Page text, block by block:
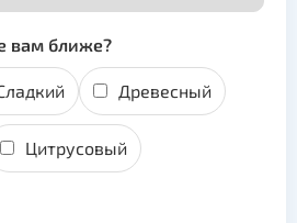
вам ближе?
Древесный
Цитрусовый